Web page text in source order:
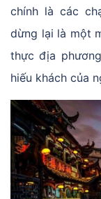
chính là các
dừng lại là một
thực địa
hiếu khách của